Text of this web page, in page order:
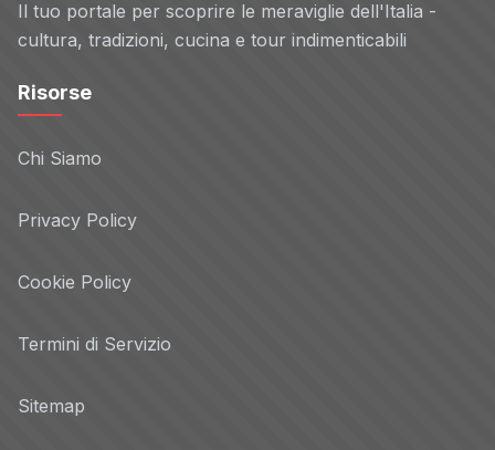
Il tuo portale per scoprire le meraviglie dell'Italia -
cultura, tradizioni, cucina e tour indimenticabili
Risorse
Chi Siamo
Privacy Policy
Cookie Policy
Termini di Servizio
Sitemap